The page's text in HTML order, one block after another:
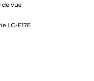
de vue
LC-E17E